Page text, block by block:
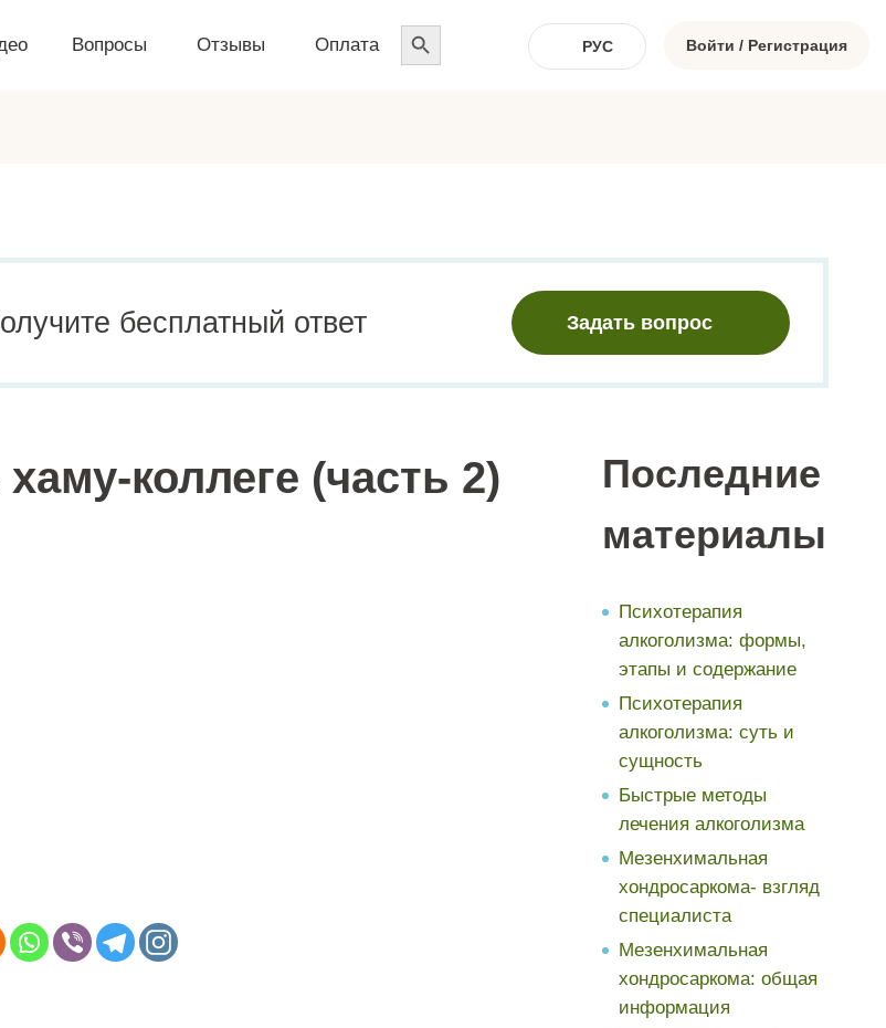
Вопросы Отзывы Оплата
Search
for:
РУС Войти / Регистрация
бесплатный ответ Задать вопрос
коллеге (часть 2)
Последние
материалы
Психотерапия
алкоголизма: формы,
этапы и содержание
Психотерапия
алкоголизма: суть и
сущность
Быстрые методы
лечения алкоголизма
Мезенхимальная
хондросаркома- взгляд
специалиста
Мезенхимальная
хондросаркома: общая
информация